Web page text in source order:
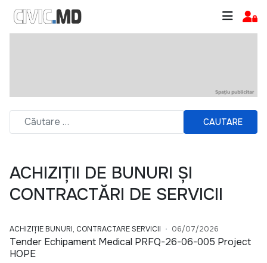
CAUTARE
ACHIZIȚII DE BUNURI ȘI
CONTRACTĂRI DE SERVICII
ACHIZIȚIE BUNURI, CONTRACTARE SERVICII 06/07/2026
Tender Echipament Medical PRFQ-26-06-005 Project
HOPE